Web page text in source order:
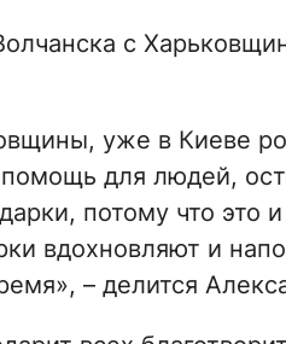
с
уже в Киеве
для людей,
потому что это
вдохновляют и
– делится